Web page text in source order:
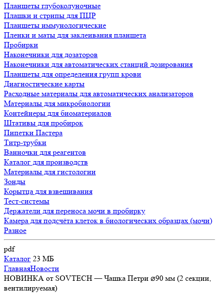
Планшеты глубоколуночные
Плашки и стрипы для ПЦР
Планшеты иммунологические
Пленки и маты для заклеивания планшета
Пробирки
Наконечники для дозаторов
Наконечники для автоматических станций дозирования
Планшеты для определения групп крови
Диагностические карты
Расходные материалы для автоматических анализаторов
Материалы для микробиологии
Контейнеры для биоматериалов
Штативы для пробирок
Пипетки Пастера
Титр-трубки
Ванночки для реагентов
Каталог для производств
Материалы для гистологии
Зонды
Корытца для взвешивания
Тест-системы
Держатели для переноса мочи в пробирку
Камера для подсчёта клеток в биологических образцах (мочи)
Разное
pdf
Каталог 23 МБ
ГлавнаяНовости
НОВИНКА от SOVTECH — Чашка Петри ⌀90 мм (2 секции,
вентилируемая)